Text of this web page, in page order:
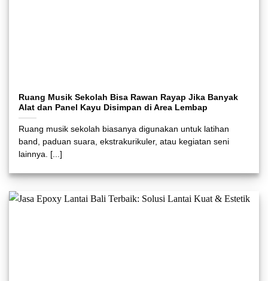
Ruang Musik Sekolah Bisa Rawan Rayap Jika Banyak
Alat dan Panel Kayu Disimpan di Area Lembap
Ruang musik sekolah biasanya digunakan untuk latihan
band, paduan suara, ekstrakurikuler, atau kegiatan seni
lainnya. [...]